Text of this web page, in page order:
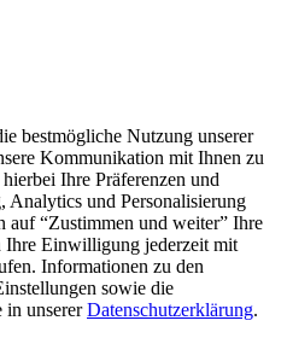
bestmögliche Nutzung unserer
Kommunikation mit Ihnen zu
Ihre Präferenzen und
Analytics und Personalisierung
“Zustimmen und weiter” Ihre
Einwilligung jederzeit mit
Informationen zu den
sowie die
in unsererDatenschutzerklärung.